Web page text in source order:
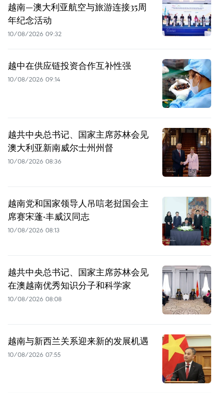
越南—澳大利亚航空与旅游连接35周
年纪念活动
10/08/2026 09:32
越中在供应链投资合作互补性强
10/08/2026 09:14
越共中央总书记、国家主席苏林会见
澳大利亚新南威尔士州州督
10/08/2026 08:36
越南党和国家领导人吊唁老挝国会主
席赛宋蓬·丰威汉同志
10/08/2026 08:13
越共中央总书记、国家主席苏林会见
在澳越南优秀知识分子和科学家
10/08/2026 08:08
越南与新西兰关系迎来新的发展机遇
10/08/2026 07:55